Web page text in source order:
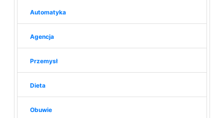
Automatyka
Agencja
Przemysł
Dieta
Obuwie